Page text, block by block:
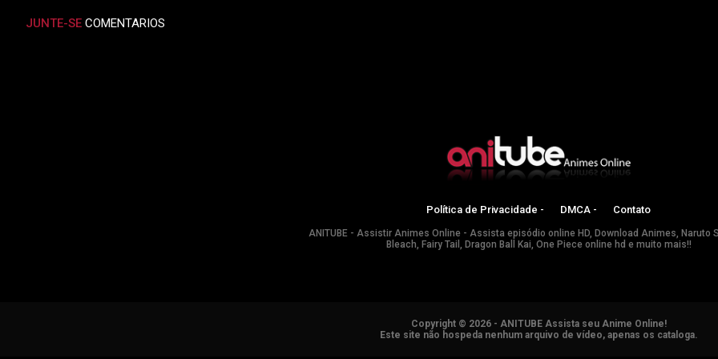
JUNTE-SE COMENTARIOS
Política de Privacidade - DMCA - Contato
ANITUBE - Assistir Animes Online - Assista episódio online HD, Download Animes, Naruto
Bleach, Fairy Tail, Dragon Ball Kai, One Piece online hd e muito mais!!
Copyright © 2026 - ANITUBE Assista seu Anime Online!
Este site não hospeda nenhum arquivo de vídeo, apenas os cataloga.